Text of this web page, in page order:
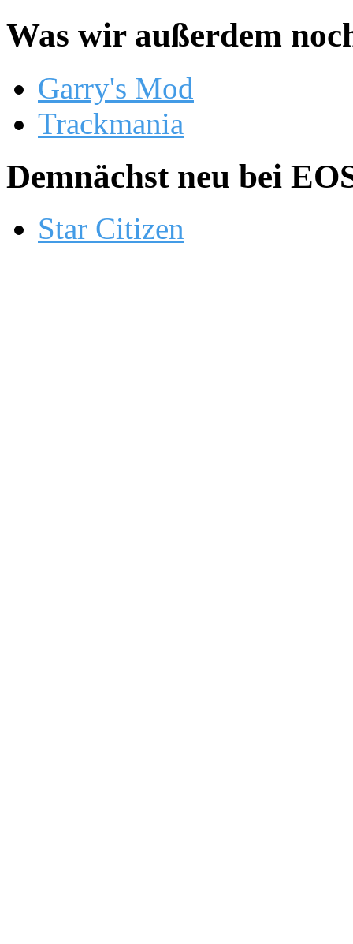
Was wir außerdem
Garry's Mod
Trackmania
Demnächst neu bei
Star Citizen